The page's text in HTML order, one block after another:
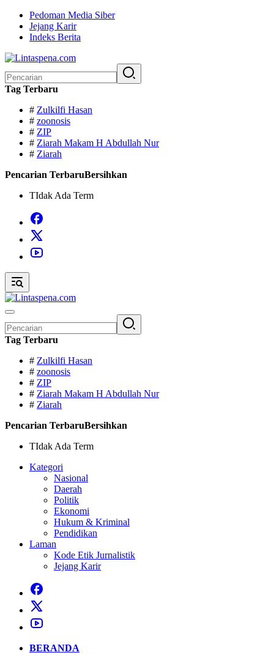
Langsung
konten
Pedoman Media Siber
Jejang Karir
Indeks Berita
untuk:
Tag Terbaru
# Zulkilfi Hasan
# zoonosis
# ZIP
# Ziarah Makam H Abdullah Nur
# Ziarah
Pencarian TerbaruBersihkan
TIdak Ada Term
untuk:
Tag Terbaru
# Zulkilfi Hasan
# zoonosis
# ZIP
# Ziarah Makam H Abdullah Nur
# Ziarah
Pencarian TerbaruBersihkan
TIdak Ada Term
Kategori
Nasional
Daerah
Politik
Ekonomi
Hukum & Kriminal
Pendidikan
Laman
Kode Etik Jurnalistik
Jejang Karir
BERANDA